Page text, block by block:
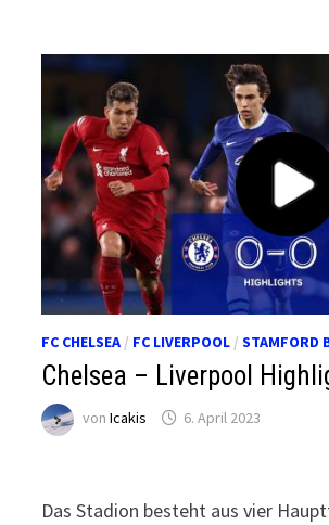
FC CHELSEA / FC LIVERPOOL /STAMFORD
Chelsea – Liverpool
vonIcakis 6. April 2023
Das Stadion besteht aus vier